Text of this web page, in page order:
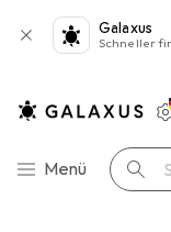
Galaxus
Schneller
Navigation nach
Menü Suche